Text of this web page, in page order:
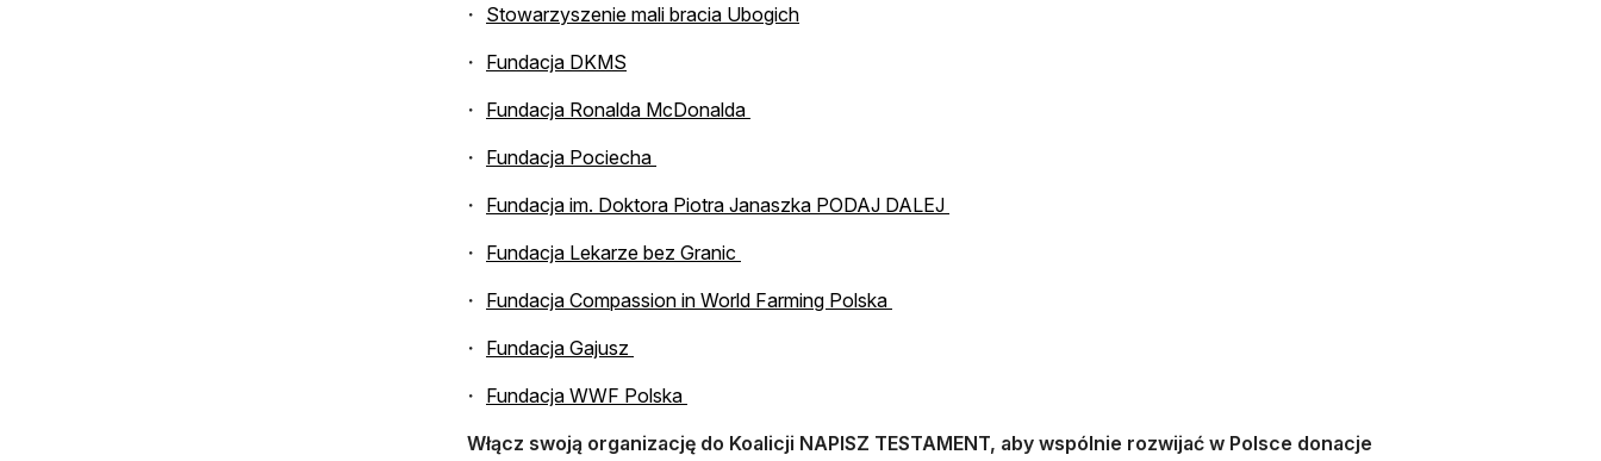
Stowarzyszenie mali bracia Ubogichotwiera się w nowej karcie
Fundacja DKMS
Fundacja Ronalda McDonalda
Fundacja Pociecha
Fundacja im. Doktora Piotra Janaszka PODAJ DALEJ
Fundacja Lekarze bez Granic
Fundacja Compassion in World Farming Polska
Fundacja Gajusz
Fundacja WWF Polska
Włącz swoją organizację do Koalicji NAPISZ TESTAMENT, aby wspólnie rozwijać w Polsce donacje